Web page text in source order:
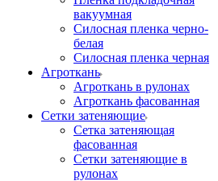
вакуумная
Силосная пленка черно-
белая
Силосная пленка черная
Агроткань
Агроткань в рулонах
Агроткань фасованная
Сетки затеняющие
Сетка затеняющая
фасованная
Сетки затеняющие в
рулонах